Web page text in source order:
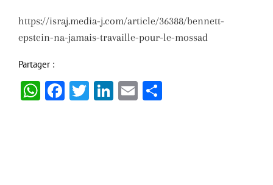
https://israj.media-j.com/article/36388/bennett-
epstein-na-jamais-travaille-pour-le-mossad
Partager :
WhatsApp
Facebook
Twitter
LinkedIn
Email